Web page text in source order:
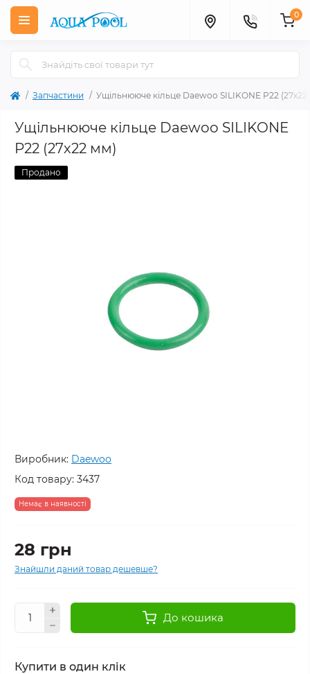
0
Запчастини Ущільнююче кільце Daewoo SILIKONE P22
Ущільнююче кільце Daewoo SILIKONE
P22 (27х22 мм)
Продано
Виробник: Daewoo
Код товару: 3437
Немає в наявності
28 грн
Знайшли даний товар дешевше?
До кошика
Купити в один клік